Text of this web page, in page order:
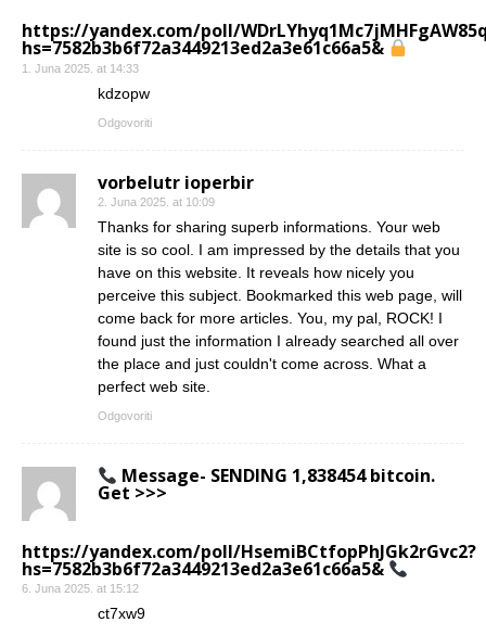
https://yandex.com/poll/
hs=7582b3b6f72a3449213ed2a3e61c66a5&
1. Juna 2025. at 14:33
kdzopw
Odgovoriti
vorbelutr ioperbir
2. Juna 2025. at 10:09
Thanks for sharing superb informations. Your web
site is so cool. I am impressed by the details that you
have on this website. It reveals how nicely you
perceive this subject. Bookmarked this web page, will
come back for more articles. You, my pal, ROCK! I
found just the information I already searched all over
the place and just couldn't come across. What a
perfect web site.
Odgovoriti
Message- SENDING 1,838454 bitcoin.
Get >>>
https://yandex.com/poll/HsemiBCtfopPhJGk2rGvc2?
hs=7582b3b6f72a3449213ed2a3e61c66a5&
6. Juna 2025. at 15:12
ct7xw9